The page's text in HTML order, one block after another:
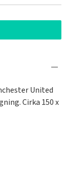
United
Cirka 150 x